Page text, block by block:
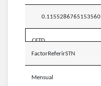
0.1155286765153560
CETD
FactorReferirSTN
Mensual